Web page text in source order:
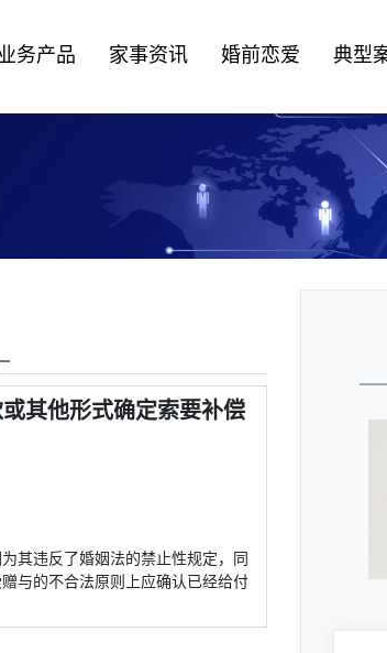
务产品 家事资讯 婚前恋爱 典型
其他形式确定索要补偿
其违反了婚姻法的禁止性规定，同
与的不合法原则上应确认已经给付